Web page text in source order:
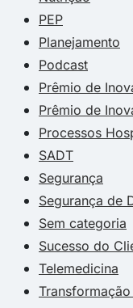
PEP
Planejamento
Podcast
Prêmio de
Prêmio de
Processos
SADT
Segurança
Segurança de
Sem categoria
Sucesso do
Telemedicina